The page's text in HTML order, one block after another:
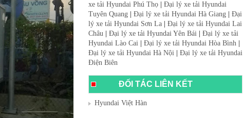
xe tải Hyundai Phú Thọ
Đại lý xe tải Hyundai
Tuyên Quang
Đại lý xe tải Hyundai Hà Giang
Đại
lý xe tải Hyundai Sơn La
Đại lý xe tải Hyundai Lai
Châu
Đại lý xe tải Hyundai Yên Bái
Đại lý xe tải
Hyundai Lào Cai
Đại lý xe tải Hyundai Hòa Bình
Đại lý xe tải Hyundai Hà Nội
Đại lý xe tải Hyundai
Điện Biên
ĐỐI TÁC LIÊN KẾT
Hyundai Việt Hàn